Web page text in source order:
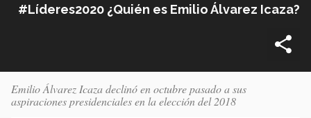
#Líderes2020 ¿Quién es Emilio Álvarez Icaza?
Emilio Álvarez Icaza declinó en octubre pasado a sus
aspiraciones presidenciales en la elección del 2018